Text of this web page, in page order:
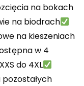
na bokach
na biodrach
na kieszeniach
w 4
do 4XL